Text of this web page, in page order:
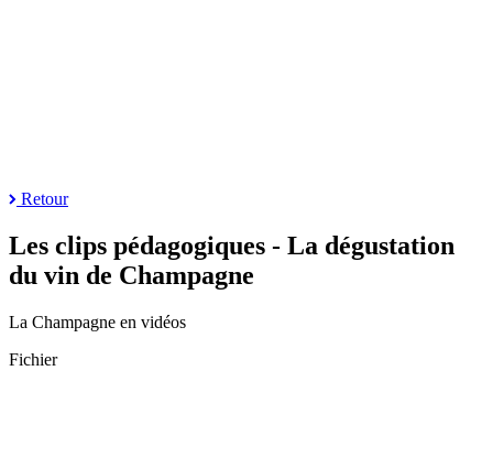
Retour
Les clips pédagogiques - La dégustation
du vin de Champagne
La Champagne en vidéos
Fichier